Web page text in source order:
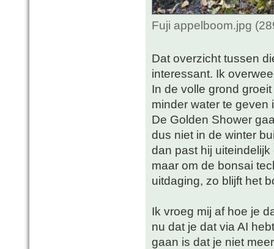
Fuji appelboom.jpg
Dat overzicht tussen
interessant. Ik
In de volle grond
minder water te geven
De Golden Shower
dus niet in de winter
dan past hij
maar om de bonsai
uitdaging, zo blijft het
Ik vroeg mij af hoe je
nu dat je dat via AI
gaan is dat je niet